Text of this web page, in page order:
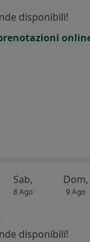
disponibili!
Sab,
8 Ago
Dom,
9 Ago
disponibili!